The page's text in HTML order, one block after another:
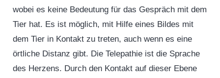
wobei es keine Bedeutung für das Gespräch mit dem
Tier hat. Es ist möglich, mit Hilfe eines Bildes mit
dem Tier in Kontakt zu treten, auch wenn es eine
örtliche Distanz gibt. Die Telepathie ist die Sprache
des Herzens. Durch den Kontakt auf dieser Ebene